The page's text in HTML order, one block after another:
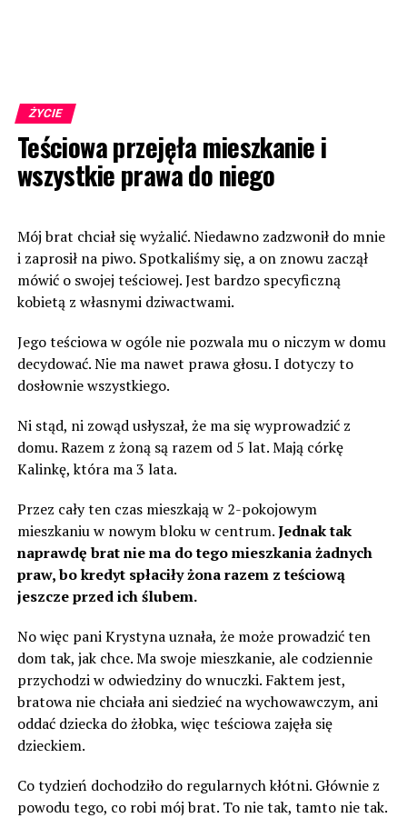
ŻYCIE
Teściowa przejęła mieszkanie i
wszystkie prawa do niego
Mój brat chciał się wyżalić. Niedawno zadzwonił do mnie
i zaprosił na piwo. Spotkaliśmy się, a on znowu zaczął
mówić o swojej teściowej. Jest bardzo specyficzną
kobietą z własnymi dziwactwami.
Jego teściowa w ogóle nie pozwala mu o niczym w domu
decydować. Nie ma nawet prawa głosu. I dotyczy to
dosłownie wszystkiego.
Ni stąd, ni zowąd usłyszał, że ma się wyprowadzić z
domu. Razem z żoną są razem od 5 lat. Mają córkę
Kalinkę, która ma 3 lata.
Przez cały ten czas mieszkają w 2-pokojowym
mieszkaniu w nowym bloku w centrum.Jednak tak
naprawdę brat nie ma do tego mieszkania żadnych
praw, bo kredyt spłaciły żona razem z teściową
jeszcze przed ich ślubem.
No więc pani Krystyna uznała, że ​​może prowadzić ten
dom tak, jak chce. Ma swoje mieszkanie, ale codziennie
przychodzi w odwiedziny do wnuczki. Faktem jest,
bratowa nie chciała ani siedzieć na wychowawczym, ani
oddać dziecka do żłobka, więc teściowa zajęła się
dzieckiem.
Co tydzień dochodziło do regularnych kłótni. Głównie z
powodu tego, co robi mój brat. To nie tak, tamto nie tak.